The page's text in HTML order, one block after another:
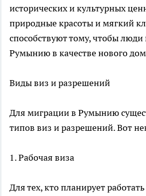
исторических и культурных
природные красоты и мягкий
способствуют тому, чтобы
Румынию в качестве нового
Виды виз и разрешений
Для миграции в Румынию
типов виз и разрешений. Вот
1. Рабочая виза
Для тех, кто планирует